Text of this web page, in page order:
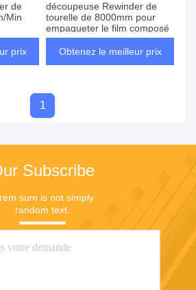
de
Min
prix
découpeuse Rewinder de
tourelle de 8000mm pour
empaqueter le film composé
Obtenez le meilleur prix
1
Subscribe
sum is not simply
random text.